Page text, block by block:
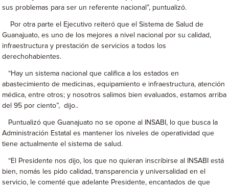
sus problemas para ser un referente nacional”, puntualizó.
Por otra parte el Ejecutivo reiteró que el Sistema de Salud de
Guanajuato, es uno de los mejores a nivel nacional por su calidad,
infraestructura y prestación de servicios a todos los
derechohabientes.
“Hay un sistema nacional que califica a los estados en
abastecimiento de medicinas, equipamiento e infraestructura, atención
médica, entre otros; y nosotros salimos bien evaluados, estamos arriba
del 95 por ciento”, dijo..
Puntualizó que Guanajuato no se opone al INSABI, lo que busca la
Administración Estatal es mantener los niveles de operatividad que
tiene actualmente el sistema de salud.
“El Presidente nos dijo, los que no quieran inscribirse al INSABI está
bien, nomás les pido calidad, transparencia y universalidad en el
servicio, le comenté que adelante Presidente, encantados de que